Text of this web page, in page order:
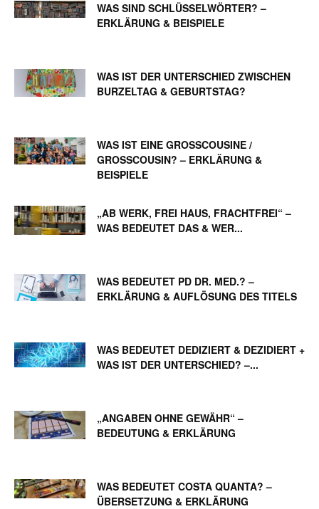
WAS SIND SCHLÜSSELWÖRTER? –
ERKLÄRUNG & BEISPIELE
WAS IST DER UNTERSCHIED ZWISCHEN
BURZELTAG & GEBURTSTAG?
WAS IST EINE GROSSCOUSINE / G
ROSSCOUSIN? – ERKLÄRUNG & BE
ISPIELE
„AB WERK, FREI HAUS, FRACHTFREI“ –
WAS BEDEUTET DAS & WER...
WAS BEDEUTET PD DR. MED.? –
ERKLÄRUNG & AUFLÖSUNG DES TITELS
WAS BEDEUTET DEDIZIERT & DEZIDIERT +
WAS IST DER UNTERSCHIED? –...
„ANGABEN OHNE GEWÄHR“ –
BEDEUTUNG & ERKLÄRUNG
WAS BEDEUTET COSTA QUANTA? –
ÜBERSETZUNG & ERKLÄRUNG